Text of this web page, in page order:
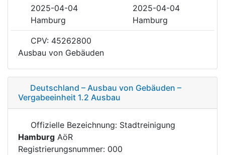
2025-04-04
2025-04-04
Hamburg
Hamburg
CPV: 45262800
Ausbau von Gebäuden
Deutschland – Ausbau von Gebäuden –
Vergabeeinheit 1.2 Ausbau
Offizielle Bezeichnung: Stadtreinigung
Hamburg AöR
Registrierungsnummer: 000